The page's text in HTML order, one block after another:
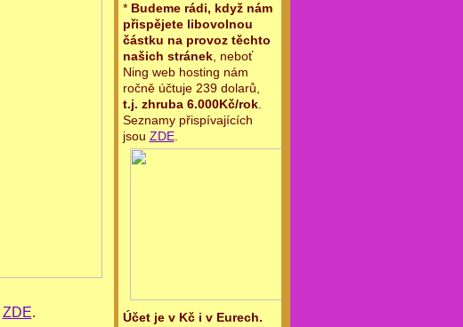
ZDE.
* Budeme rádi, když nám
přispějete libovolnou
částku na provoz těchto
našich stránek, neboť
Ning web hosting nám
ročně účtuje 239 dolarů,
t.j. zhruba 6.000Kč/rok.
Seznamy přispívajících
jsou ZDE.
Účet je v Kč i v Eurech.